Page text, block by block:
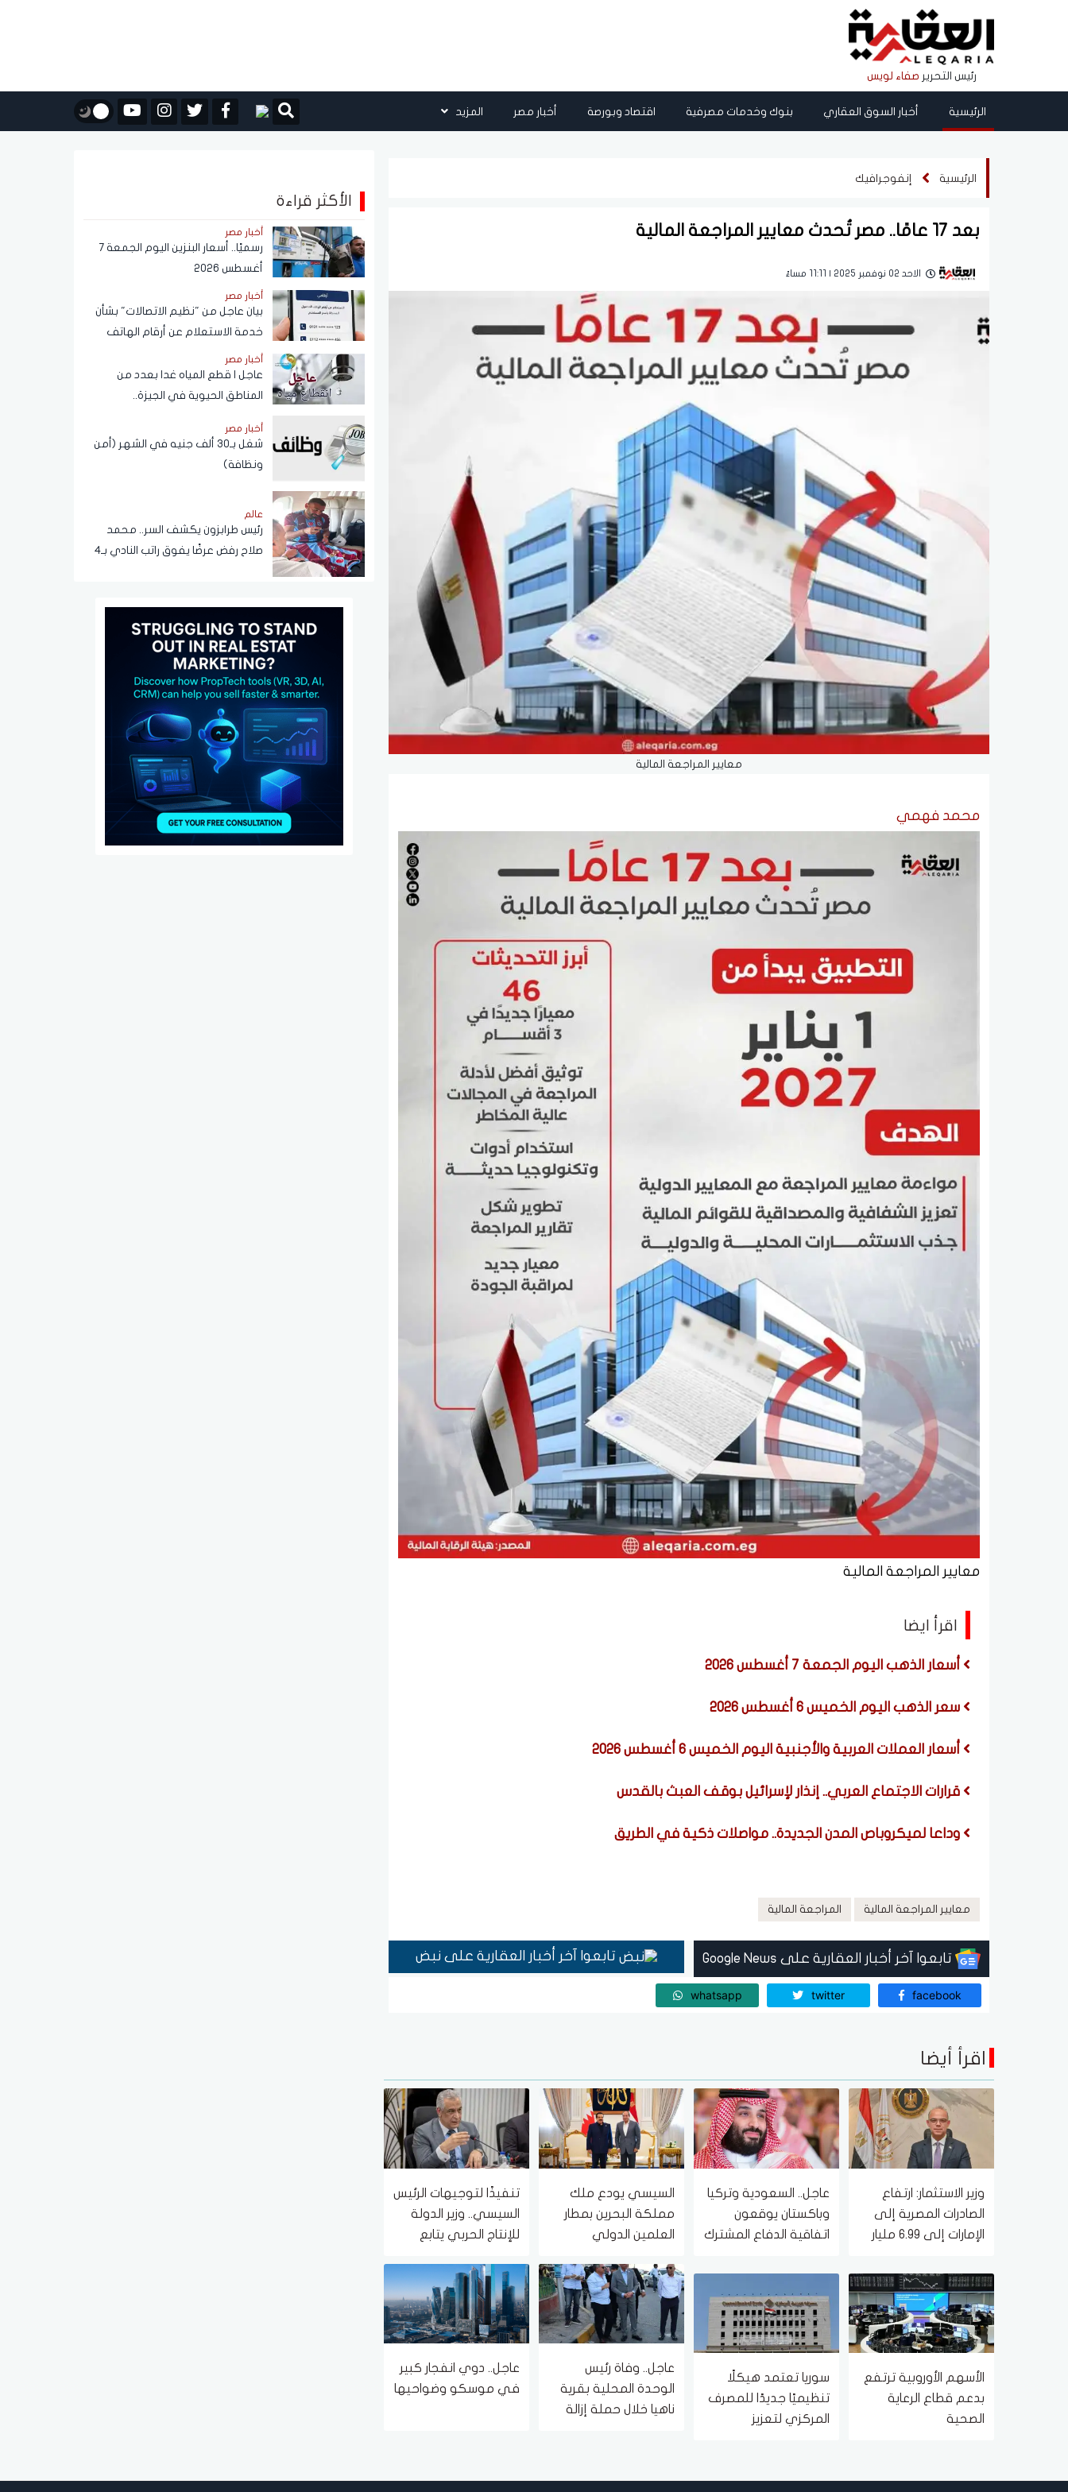
رئيس التحرير صفاء لويس
الرئيسية أخبار السوق العقاري بنوك وخدمات مصرفية اقتصاد وبورصة أخبار مصر المزيد
الرئيسية إنفوجرافيك
بعد 17 عامًا.. مصر تُحدث معايير المراجعة المالية
الاحد 02 نوفمبر 2025 | 11:11 مساءً
معايير المراجعة المالية
محمد فهمي
معايير المراجعة المالية
اقرأ ايضا
أسعار الذهب اليوم الجمعة 7 أغسطس 2026
سعر الذهب اليوم الخميس 6 أغسطس 2026
أسعار العملات العربية والأجنبية اليوم الخميس 6 أغسطس 2026
قرارات الاجتماع العربي.. إنذار لإسرائيل بوقف العبث بالقدس
وداعا لميكروباص المدن الجديدة.. مواصلات ذكية في الطريق
معايير المراجعة المالية المراجعة المالية
تابعوا آخر أخبار العقارية على Google News تابعوا آخر أخبار العقارية على نبض
facebook
twitter
whatsapp
اقرأ أيضا
وزير الاستثمار: ارتفاع
الصادرات المصرية إلى
الإمارات إلى 6.99 مليار
عاجل.. السعودية وتركيا
وباكستان يوقعون
اتفاقية الدفاع المشترك
السيسي يودع ملك
مملكة البحرين بمطار
العلمين الدولي
تنفيذًا لتوجيهات الرئيس
السيسي.. وزير الدولة
للإنتاج الحربي يتابع
كريمة»
الأسهم الأوروبية ترتفع
بدعم قطاع الرعاية
الصحية
سوريا تعتمد هيكلًا
تنظيميًا جديدًا للمصرف
المركزي لتعزيز
عاجل.. وفاة رئيس
الوحدة المحلية بقرية
ناهيا خلال حملة إزالة
عاجل.. دوي انفجار كبير
في موسكو وضواحيها
الأكثر قراءة
أخبار مصر
رسميًا.. أسعار البنزين اليوم الجمعة 7
أغسطس 2026
أخبار مصر
بيان عاجل من "نظيم الاتصالات" بشأن
خدمة الاستعلام عن أرقام الهاتف
المحمول المسجلة باسم المستخدم
عبر تطبيق My NTRA
أخبار مصر
عاجل | قطع المياه غدا بعدد من
المناطق الحيوية في الجيزة..
احتياجاتهم
أخبار مصر
شغل بـ30 ألف جنيه في الشهر (أمن
ونظافة)
عالم
رئيس طرابزون يكشف السر.. محمد
صلاح رفض عرضًا يفوق راتب النادي بـ4